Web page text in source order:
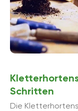
Schritten
Die